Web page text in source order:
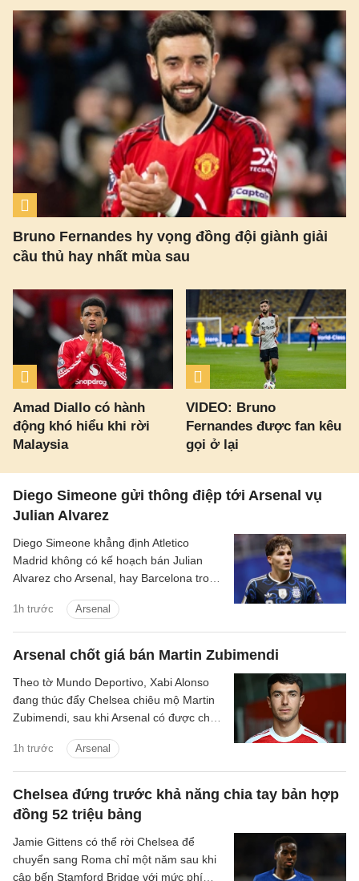
Bruno Fernandes hy vọng đồng đội giành giải
cầu thủ hay nhất mùa sau
Amad Diallo có hành
động khó hiểu khi rời
Malaysia
VIDEO: Bruno
Fernandes được fan kêu
gọi ở lại
Diego Simeone gửi thông điệp tới Arsenal vụ
Julian Alvarez
1h trước Arsenal
Diego Simeone khẳng định Atletico
Madrid không có kế hoạch bán Julian
Alvarez cho Arsenal, hay Barcelona trong
Arsenal chốt giá bán Martin Zubimendi
1h trước Arsenal
Theo tờ Mundo Deportivo, Xabi Alonso
đang thúc đẩy Chelsea chiêu mộ Martin
Zubimendi, sau khi Arsenal có được chữ
Chelsea đứng trước khả năng chia tay bản hợp
đồng 52 triệu bảng
Jamie Gittens có thể rời Chelsea để
chuyển sang Roma chỉ một năm sau khi
cập bến Stamford Bridge với mức phí